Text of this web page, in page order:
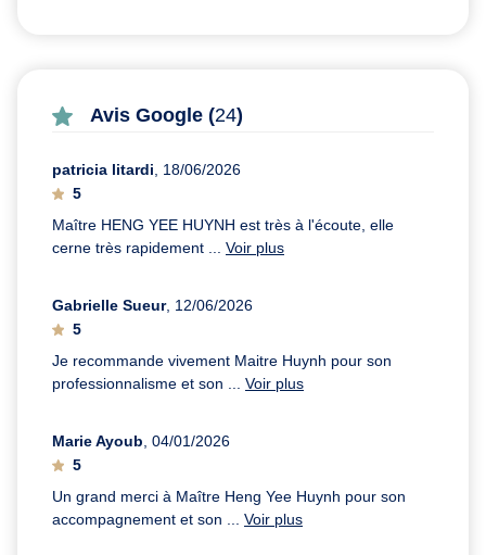
Avis Google (24)
patricia litardi, 18/06/2026
5
Maître HENG YEE HUYNH est très à l'écoute, elle
cerne très rapidement ... Voir plus
Gabrielle Sueur, 12/06/2026
5
Je recommande vivement Maitre Huynh pour son
professionnalisme et son ... Voir plus
Marie Ayoub, 04/01/2026
5
Un grand merci à Maître Heng Yee Huynh pour son
accompagnement et son ... Voir plus